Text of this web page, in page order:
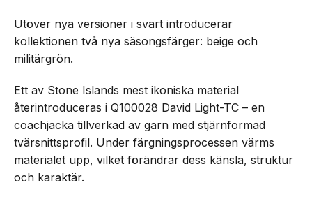
Utöver nya versioner i svart introducerar
kollektionen två nya säsongsfärger: beige och
militärgrön.
Ett av Stone Islands mest ikoniska material
återintroduceras i Q100028 David Light-TC – en
coachjacka tillverkad av garn med stjärnformad
tvärsnittsprofil. Under färgningsprocessen värms
materialet upp, vilket förändrar dess känsla, struktur
och karaktär.